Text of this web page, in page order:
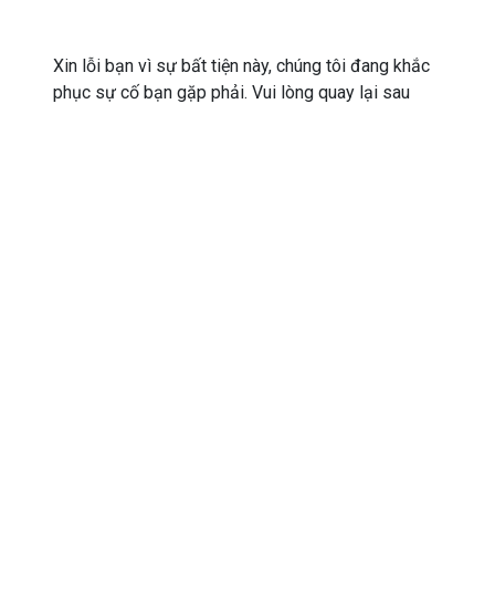
Xin lỗi bạn vì sự bất tiện này, chúng tôi đang khắc
phục sự cố bạn gặp phải. Vui lòng quay lại sau